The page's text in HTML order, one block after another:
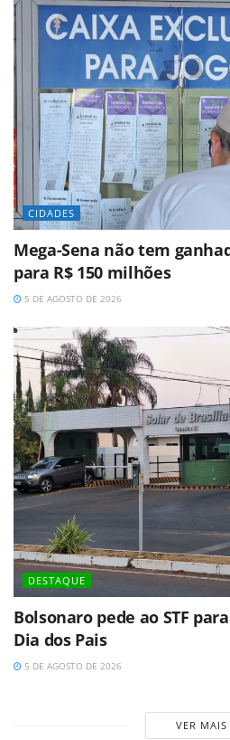
CIDADES
Mega-Sena não tem
para R$ 150 milhões
5 DE AGOSTO DE 2026
DESTAQUE
Bolsonaro pede ao STF
Dia dos Pais
5 DE AGOSTO DE 2026
VER MAIS